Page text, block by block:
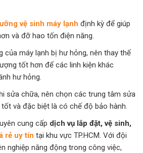
vệ sinh máy lạnh định kỳ để giúp
và đỡ hao tốn điện năng.
của máy lạnh bị hư hỏng, nên thay thế
tốt hơn để các linh kiện khác
hư hỏng.
sửa chữa, nên chọn các trung tâm sửa
và đặc biệt là có chế độ bảo hành.
cung cấp dịch vụ lắp đặt, vệ sinh,
rẻ uy tín tại khu vực TP.HCM. Với đội
nghiệp năng động trong công việc,